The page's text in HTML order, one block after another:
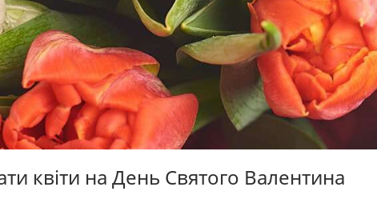
квіти на День Святого Валентина